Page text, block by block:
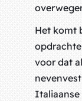
Het komt
voor dat